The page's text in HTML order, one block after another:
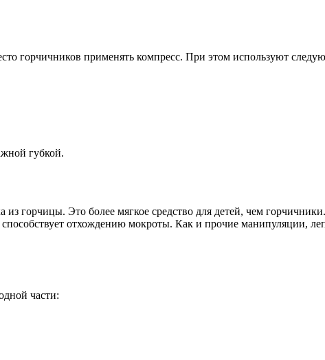
горчичников применять компресс. При этом используют
губкой.
горчицы. Это более мягкое средство для детей, чем
отхождению мокроты. Как и прочие манипуляции,
части: